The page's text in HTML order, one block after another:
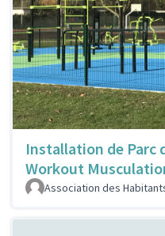
Installation de Parc
Workout
Association des